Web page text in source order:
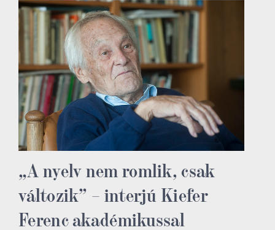
„A nyelv nem romlik, csak
változik” – interjú Kiefer
Ferenc akadémikussal